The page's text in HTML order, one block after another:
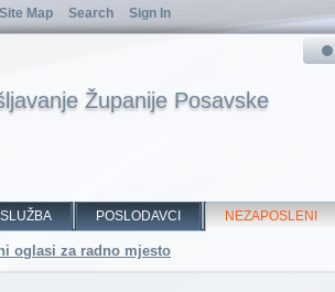
Županije Posavske
SLUŽBA POSLODAVCI NEZAPOSLENI
oglasi za radno mjesto
Site Map Search Sign In